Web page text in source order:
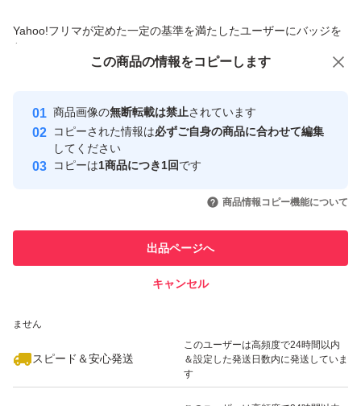
Yahoo!フリマが定めた一定の基準を満たしたユーザーにバッジを
付与しています
安心取引出品者
心・安全なユーザーです
取引実績
引を完了させた実績があります
での取引実績があります
ません
スピード＆安心発送
このユーザーは高頻度で24時間以内
＆設定した発送日数内に発送していま
す
この商品の情報をコピーします
商品画像の無断転載は禁止されています
コピーされた情報は必ずご自身の商品に合わせて編集
してください
コピーは1商品につき1回です
商品情報コピー機能について
出品ページへ
キャンセル
この商品をみている人にオススメ